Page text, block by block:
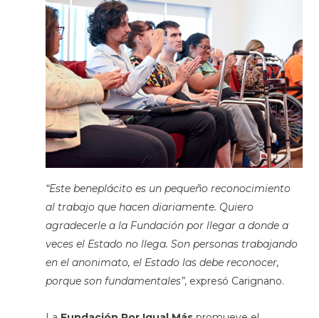
“Este beneplácito es un pequeño reconocimiento
al trabajo que hacen diariamente. Quiero
agradecerle a la Fundación por llegar a donde a
veces el Estado no llega. Son personas trabajando
en el anonimato, el Estado las debe reconocer,
porque son fundamentales”, expresó Carignano.